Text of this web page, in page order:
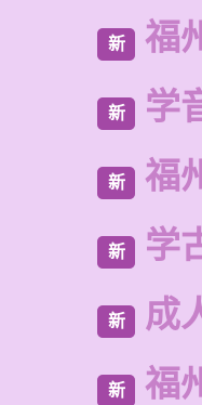
新 福
新 学
新 福
新 学
新 成
新 福